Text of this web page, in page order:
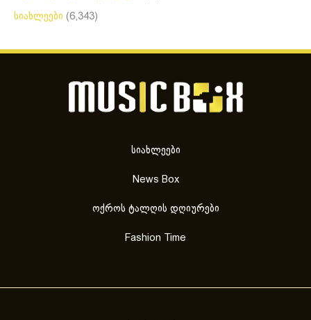
სიახლეები (6,343)
სიახლეები
News Box
ოქროს ტალღის დღიურები
Fashion Time